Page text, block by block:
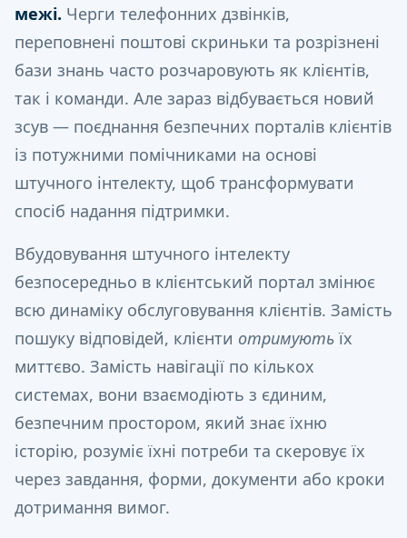
межі. Черги телефонних дзвінків,
переповнені поштові скриньки та розрізнені
бази знань часто розчаровують як клієнтів,
так і команди. Але зараз відбувається новий
зсув — поєднання безпечних порталів клієнтів
із потужними помічниками на основі
штучного інтелекту, щоб трансформувати
спосіб надання підтримки.
Вбудовування штучного інтелекту
безпосередньо в клієнтський портал змінює
всю динаміку обслуговування клієнтів. Замість
пошуку відповідей, клієнти отримують їх
миттєво. Замість навігації по кількох
системах, вони взаємодіють з єдиним,
безпечним простором, який знає їхню
історію, розуміє їхні потреби та скеровує їх
через завдання, форми, документи або кроки
дотримання вимог.